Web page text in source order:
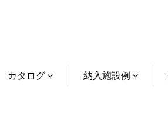
カタログ 納入施設例